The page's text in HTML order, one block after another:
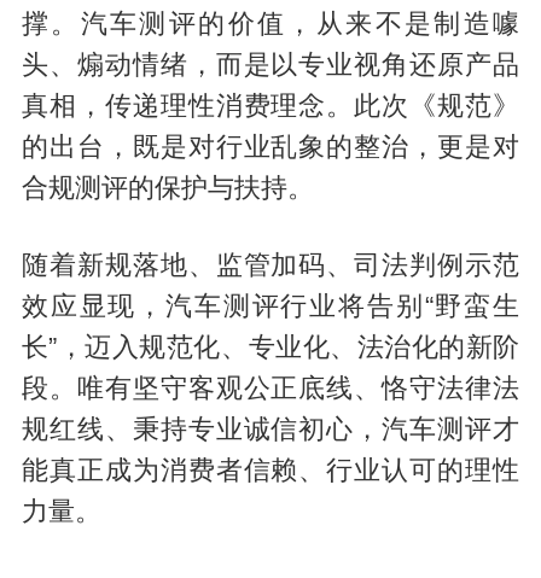
撑。汽车测评的价值，从来不是制造噱
头、煽动情绪，而是以专业视角还原产品
真相，传递理性消费理念。此次《规范》
的出台，既是对行业乱象的整治，更是对
合规测评的保护与扶持。
随着新规落地、监管加码、司法判例示范
效应显现，汽车测评行业将告别“野蛮生
长”，迈入规范化、专业化、法治化的新阶
段。唯有坚守客观公正底线、恪守法律法
规红线、秉持专业诚信初心，汽车测评才
能真正成为消费者信赖、行业认可的理性
力量。